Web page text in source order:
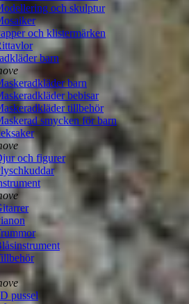
och skulptur
och klistermärken
barn
barn
bebisar
tillbehör
smycken för barn
och figurer
pussel